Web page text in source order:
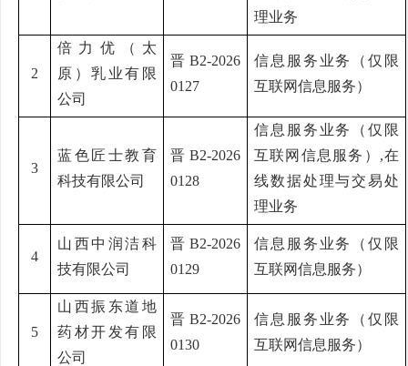
理业务
2
倍力优（太
原）乳业有限
公司
晋 B2-2026
0127
信息服务业务（仅限
互联网信息服务）
3
蓝色匠士教育
科技有限公司
晋 B2-2026
0128
信息服务业务（仅限
互联网信息服务） ,在
线数据处理与交易处
理业务
4
山西中润洁科
技有限公司
晋 B2-2026
0129
信息服务业务（仅限
互联网信息服务）
5
山西振东道地
药材开发有限
公司
晋 B2-2026
0130
信息服务业务（仅限
互联网信息服务）